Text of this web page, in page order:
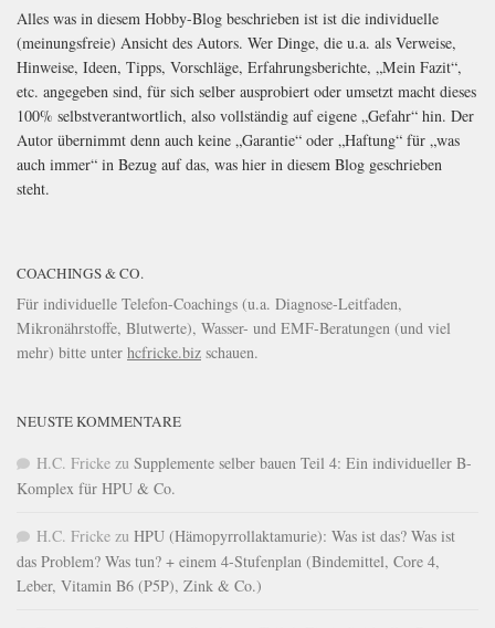
Alles was in diesem Hobby-Blog beschrieben ist ist die individuelle
(meinungsfreie) Ansicht des Autors. Wer Dinge, die u.a. als Verweise,
Hinweise, Ideen, Tipps, Vorschläge, Erfahrungsberichte, „Mein Fazit“,
etc. angegeben sind, für sich selber ausprobiert oder umsetzt macht dieses
100% selbstverantwortlich, also vollständig auf eigene „Gefahr“ hin. Der
Autor übernimmt denn auch keine „Garantie“ oder „Haftung“ für „was
auch immer“ in Bezug auf das, was hier in diesem Blog geschrieben
steht.
COACHINGS & CO.
Für individuelle Telefon-Coachings (u.a. Diagnose-Leitfaden,
Mikronährstoffe, Blutwerte), Wasser- und EMF-Beratungen (und viel
mehr) bitte unter hcfricke.biz schauen.
NEUSTE KOMMENTARE
H.C. Fricke zu Supplemente selber bauen Teil 4: Ein individueller B-
Komplex für HPU & Co.
H.C. Fricke zu HPU (Hämopyrrollaktamurie): Was ist das? Was ist
das Problem? Was tun? + einem 4-Stufenplan (Bindemittel, Core 4,
Leber, Vitamin B6 (P5P), Zink & Co.)